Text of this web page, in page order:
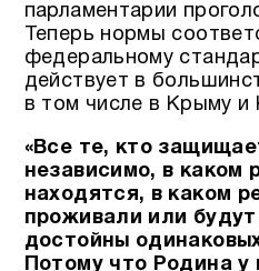
парламентарии
Теперь нормы
федеральному
действует в
в том числе в Крыму и
«Все те, кто
независимо, в каком
находятся, в каком
проживали или
достойны
Потому что Родина